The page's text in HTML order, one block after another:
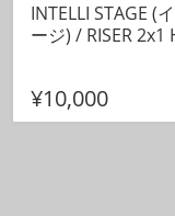
INTELLI STAGE (
ージ) / RISER 2x1
¥10,000